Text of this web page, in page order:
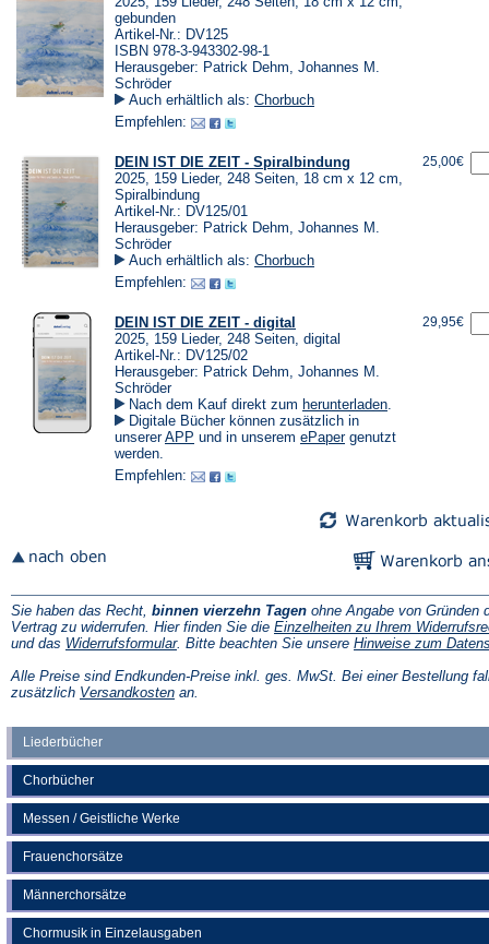
Liederbücher
Chorbücher
Messen / Geistliche Werke
Frauenchorsätze
Männerchorsätze
Chormusik in Einzelausgaben
gebunden
Artikel-Nr.: DV125
ISBN 978-3-943302-98-1
Herausgeber: Patrick Dehm, Johannes M.
Schröder
Auch erhältlich als: Chorbuch
Empfehlen:
DEIN IST DIE ZEIT - Spiralbindung
2025, 159 Lieder, 248 Seiten, 18 cm x 12 cm,
Spiralbindung
Artikel-Nr.: DV125/01
Herausgeber: Patrick Dehm, Johannes M.
Schröder
Auch erhältlich als: Chorbuch
Empfehlen:
25,00€
DEIN IST DIE ZEIT - digital
2025, 159 Lieder, 248 Seiten, digital
Artikel-Nr.: DV125/02
Herausgeber: Patrick Dehm, Johannes M.
Schröder
Nach dem Kauf direkt zum herunterladen(Öffnet
einem
.
Digitale Bücher können zusätzlich in
unsererAPP (Öffnet
neuen
und in unserem ePaper(Öffnet
genutzt
werden.
Empfehlen:
29,95€
Sie haben das Recht, binnen vierzehn Tagen ohne Angabe von Gründen
Vertrag zu widerrufen. Hier finden Sie die Einzelheiten zu Ihrem
und das Widerrufsformular(Öffnet
einem
neuen
. Bitte beachten Sie unsere Hinweise zum
Alle Preise sind Endkunden-Preise inkl. ges. MwSt. Bei einer Bestellung
zusätzlich Versandkosten(Öffnet
an.